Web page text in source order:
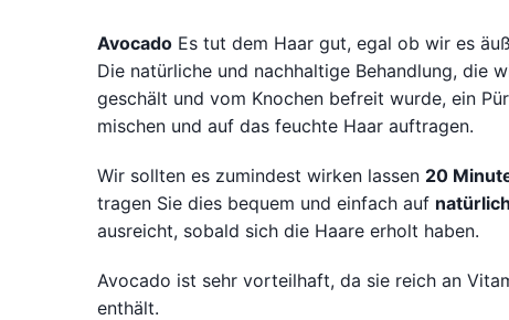
Avocado Es tut dem Haar gut, egal ob wir es
Die natürliche und nachhaltige Behandlung, die
geschält und vom Knochen befreit wurde, ein
mischen und auf das feuchte Haar auftragen.
Wir sollten es zumindest wirken lassen 20
tragen Sie dies bequem und einfach auf
ausreicht, sobald sich die Haare erholt haben.
Avocado ist sehr vorteilhaft, da sie reich an
enthält.